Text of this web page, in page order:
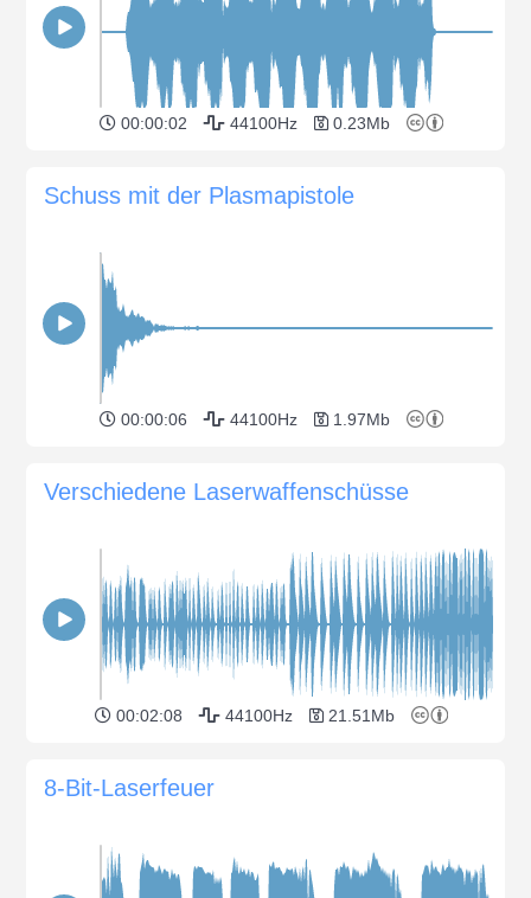
00:00:02 44100Hz 0.23Mb
Schuss mit der Plasmapistole
00:00:06 44100Hz 1.97Mb
Verschiedene Laserwaffenschüsse
00:02:08 44100Hz 21.51Mb
8-Bit-Laserfeuer